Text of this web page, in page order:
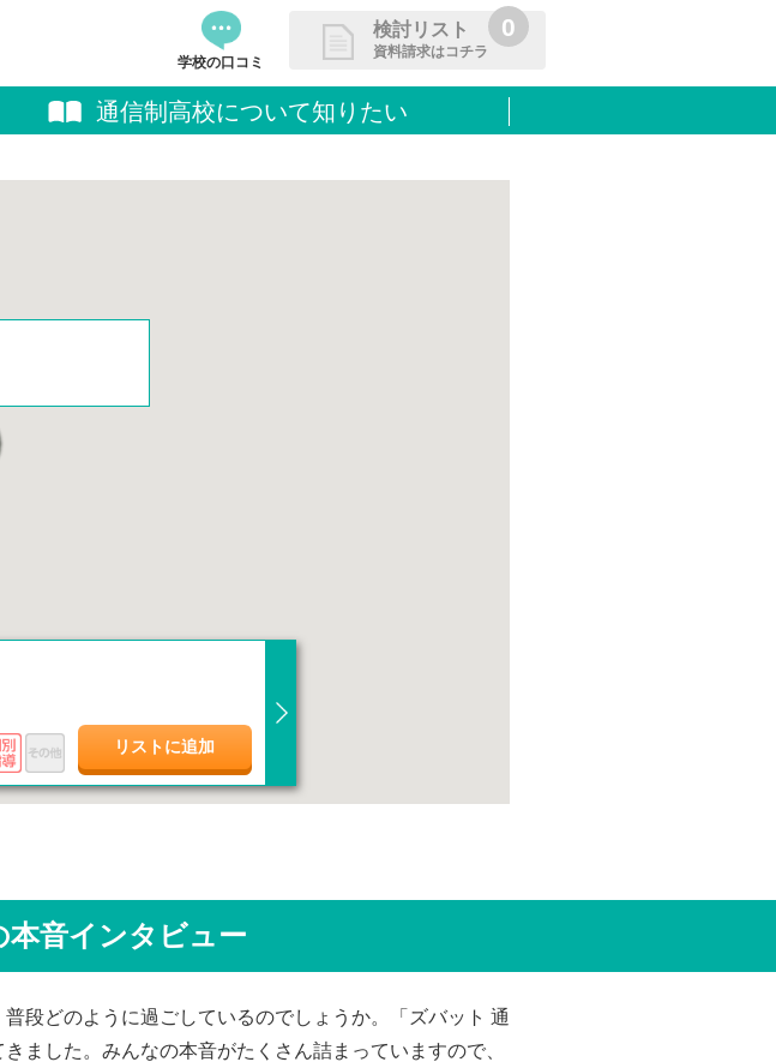
学校の口コミ
検討リスト
資料請求はコチラ
0
資料請求リストに追加しました
通信制高校について知りたい
リストに追加
音インタビュー
段どのように過ごしているのでしょうか。「ズバット 通
ました。みんなの本音がたくさん詰まっていますので、